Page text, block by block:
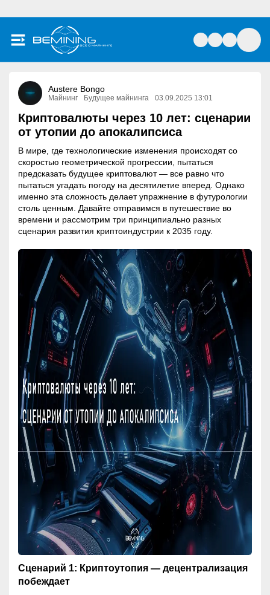
Austere Bongo
Майнинг Будущее майнинга 03.09.2025 13:01
Криптовалюты через 10 лет: сценарии
от утопии до апокалипсиса
В мире, где технологические изменения происходят со
скоростью геометрической прогрессии, пытаться
предсказать будущее криптовалют — все равно что
пытаться угадать погоду на десятилетие вперед. Однако
именно эта сложность делает упражнение в футурологии
столь ценным. Давайте отправимся в путешествие во
времени и рассмотрим три принципиально разных
сценария развития криптоиндустрии к 2035 году.
Сценарий 1: Криптоутопия — децентрализация
побеждает